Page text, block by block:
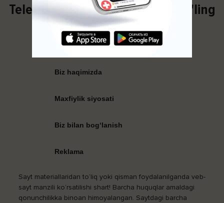
Telegram kanalimizga obuna bo'ling
Foydali maqolalarni kuzatib boring!
Biz haqimizda
Maxfiylik siyosati
Biz bilan bog‘lanish
Reklama
Sayt materiallaridan to‘liq yoki qisman foydalanilganda veb-
sayt manzili ko‘rsatilishi shart! Barcha huquqlar amaldagi
qonunchilikka binoan himoyalangan. Saytdagi barcha